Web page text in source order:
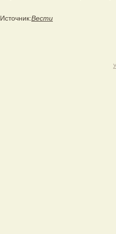
Источник:Вести